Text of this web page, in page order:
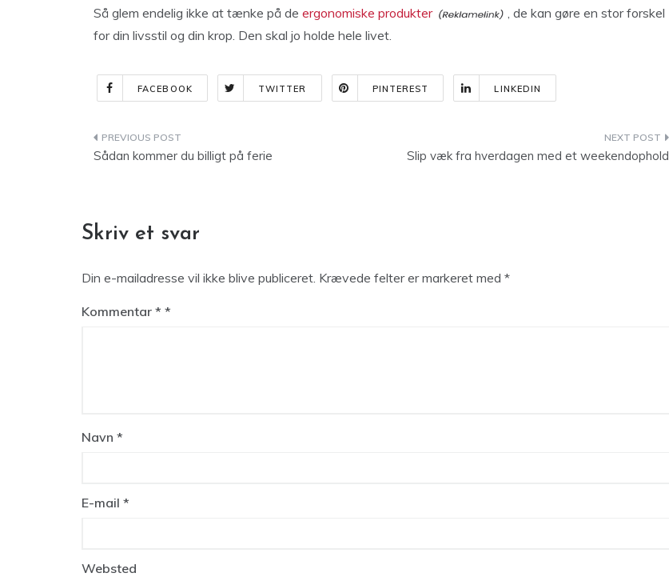
Så glem endelig ikke at tænke på de ergonomiske produkter
, de kan gøre en stor forskel
for din livsstil og din krop. Den skal jo holde hele livet.
FACEBOOK TWITTER PINTEREST LINKEDIN
Indlægsnavigation
Sådan kommer du billigt på ferie Slip væk fra hverdagen med et weekendophold
Skriv et svar
Din e-mailadresse vil ikke blive publiceret. Krævede felter er markeret med *
Kommentar *
Navn *
E-mail *
Websted